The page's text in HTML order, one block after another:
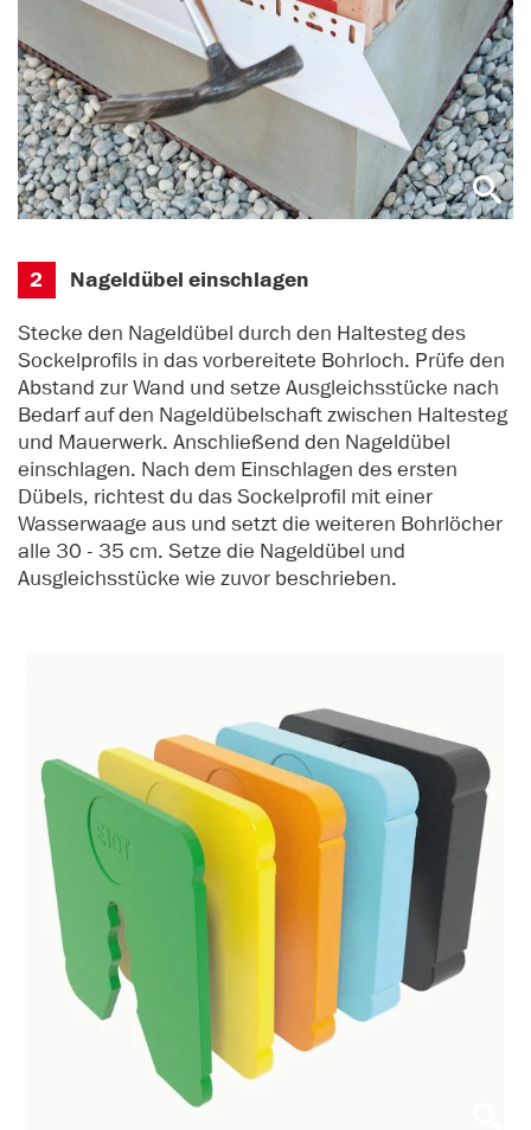
2 Nageldübel einschlagen
Stecke den Nageldübel durch den Haltesteg des
Sockelprofils in das vorbereitete Bohrloch. Prüfe den
Abstand zur Wand und setze Ausgleichsstücke nach
Bedarf auf den Nageldübelschaft zwischen Haltesteg
und Mauerwerk. Anschließend den Nageldübel
einschlagen. Nach dem Einschlagen des ersten
Dübels, richtest du das Sockelprofil mit einer
Wasserwaage aus und setzt die weiteren Bohrlöcher
alle 30 - 35 cm. Setze die Nageldübel und
Ausgleichsstücke wie zuvor beschrieben.